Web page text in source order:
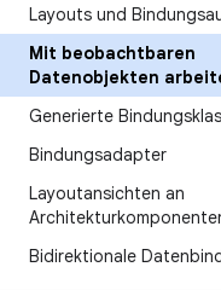
Layouts und
Mit beobachtbaren
Datenobjekten
Generierte
Bindungsadapter
Layoutansichten an
Bidirektionale